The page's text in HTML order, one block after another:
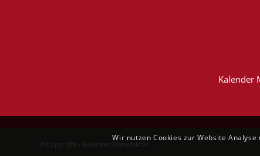
Kalender
© Copyright - Kalender Manufaktur
Wir nutzen Cookies zur Website